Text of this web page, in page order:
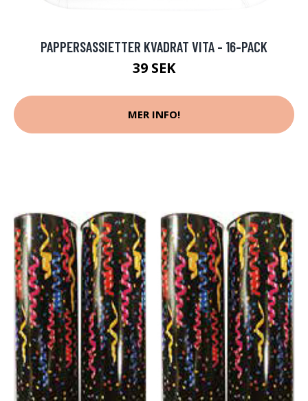
PAPPERSASSIETTER KVADRAT VITA - 16-PACK
39 SEK
MER INFO!